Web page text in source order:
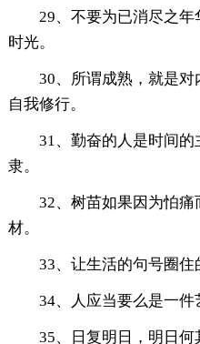
29、不要为已消尽之
时光。
30、所谓成熟，就是
自我修行。
31、勤奋的人是时间
隶。
32、树苗如果因为怕
材。
33、让生活的句号圈住
34、人应当要么是一件
35、日复明日，明日